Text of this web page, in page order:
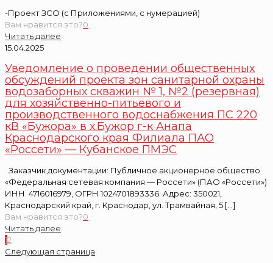
-Проект ЗСО (с Приложениями, с нумерацией)
Вам нравится это?0
Читать далее
15.04.2025
Уведомление о проведении общественных
обсуждений проекта зон санитарной охраны
водозаборных скважин № 1, №2 (резервная)
для хозяйственно-питьевого и
производственного водоснабжения ПС 220
кВ «Бужора» в х.Бужор г-к Анапа
Краснодарского края Филиала ПАО
«Россети» — Кубанское ПМЭС
Заказчик документации: Публичное акционерное общество
«Федеральная сетевая компания — Россети» (ПАО «Россети»)
ИНН 4716016979, ОГРН 1024701893336. Адрес: 350021,
Краснодарский край, г. Краснодар, ул. Трамвайная, 5 […]
Вам нравится это?0
Читать далее
12
Следующая страница